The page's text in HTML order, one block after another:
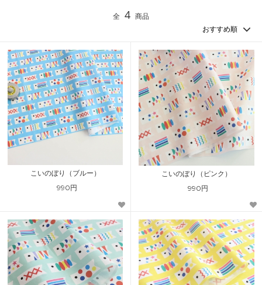
全 4 商品
こいのぼり（ブルー）
990円
こいのぼり（ピンク）
990円